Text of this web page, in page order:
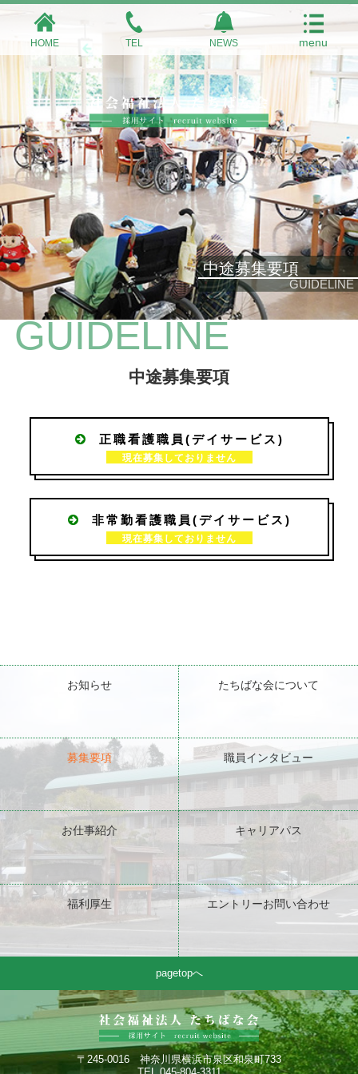
HOME TEL NEWS
中途募集要項
GUIDELINE
GUIDELINE
中途募集要項
正職看護職員(デイサービス)
現在募集しておりません
非常勤看護職員(デイサービス)
現在募集しておりません
お知らせ たちばな会について
募集要項 職員インタビュー
お仕事紹介 キャリアパス
福利厚生 エントリーお問い合わせ
pagetopへ
〒245-0016 神奈川県横浜市泉区和泉町733